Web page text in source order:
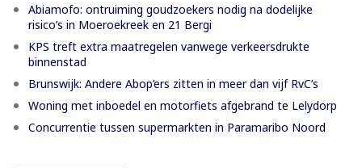
Abiamofo: ontruiming goudzoekers nodig na dodelijke
risico’s in Moeroekreek en 21 Bergi
KPS treft extra maatregelen vanwege verkeersdrukte
binnenstad
Brunswijk: Andere Abop’ers zitten in meer dan vijf RvC’s
Woning met inboedel en motorfiets afgebrand te Lelydorp
Concurrentie tussen supermarkten in Paramaribo Noord